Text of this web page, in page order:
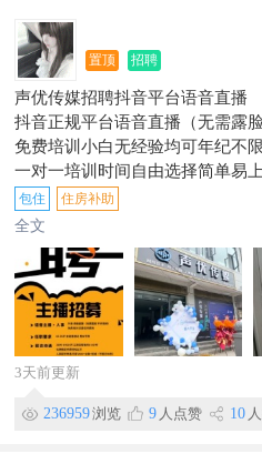
置顶 招聘
声优传媒招聘抖音平台语音直播
抖音正规平台语音直播（无需露
免费培训小白无经验均可年纪不
一对一培训时间自由选择简单易
任职要求：
18-35岁会说普通话性别不限
薪资持遇：
3000-8000/月每天提现工作时长
长期稳定月薪轻松过万
氛围轻松团队简单不内卷
扫描二维码了解详情
地址云南省曲靖市富源县中安街
包住 住房补助
全文
3天前更新
236959浏览 9 人点赞 10